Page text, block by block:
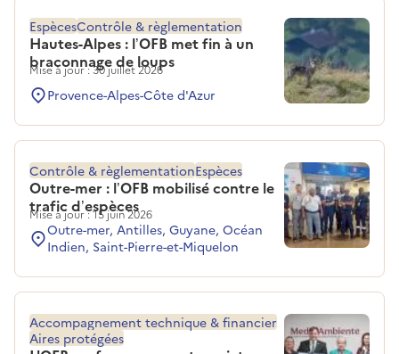
Hautes-Alpes : l’OFB met fin à un
braconnage de loups
EspècesContrôle & règlementation
Mise à jour : 30 juillet 2026
Provence-Alpes-Côte d'Azur
Outre-mer : l’OFB mobilisé contre le
trafic d’espèces
Contrôle & règlementationEspèces
Mise à jour : 15 juin 2026
Outre-mer, Antilles, Guyane, Océan
Indien, Saint-Pierre-et-Miquelon
Accompagnement technique & financier
Aires protégées